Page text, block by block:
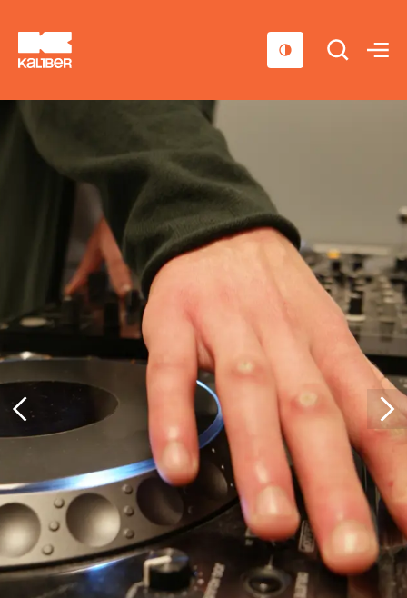
Scholen
Sociaal domein
Nieuws & Agenda
Contact